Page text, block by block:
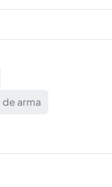
de arma